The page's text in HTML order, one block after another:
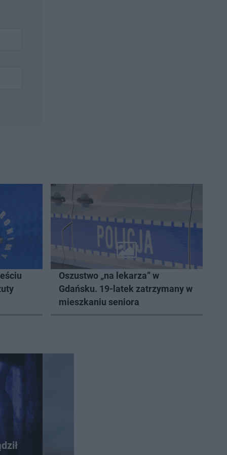
Oszustwo „na lekarza” w
Gdańsku. 19-latek zatrzymany w
mieszkaniu seniora